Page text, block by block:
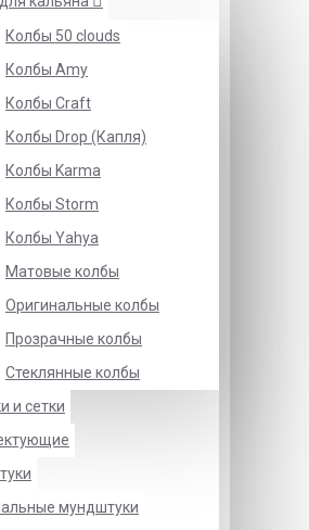
Колбы 50 clouds
Колбы Amy
Колбы Craft
Колбы Drop (Капля)
Колбы Karma
Колбы Storm
Колбы Yahya
Матовые колбы
Оригинальные колбы
Прозрачные колбы
Стеклянные колбы
и сетки
мундштуки